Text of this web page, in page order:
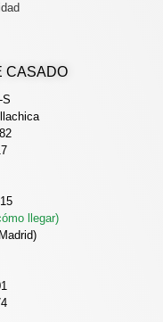
CASADO
S
llegar)